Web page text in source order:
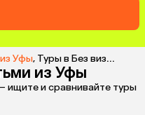
Уфы, Туры в Без визы с детьми из Уфы
из Уфы
ищите и сравнивайте туры